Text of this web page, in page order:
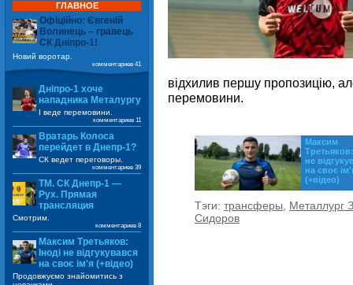
відхилив першу пропозицію,
перемовини.
Максим
Третьяков:
не
на своє
(+відео)
Тэги: трансферы
Металлург
Сидоров
ГЛАВНОЕ
Офіційно: Євгеній
Волинець – гравець
СК Дніпро-1!
Новий воротар.
комментариев 41
Дніпро-1 хоче
нападника Металургу
І веде перемовини.
комментариев 11
Вратарь Колоса
перейдет в Днепр-1?
СК ведет переговоры.
комментариев 39
ТМ. СК Днепр-1 —
Рух. Прямая
трансляция
Смотрим.
комментариев 8
Максим Третьяков:
Іноді не відгукувався
на своє ім'я (+відео)
Продовжуємо знайомитись з